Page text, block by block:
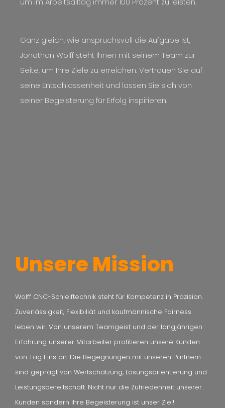
Ganz gleich, wie anspruchsvoll die Aufgabe ist,
Jonathan Wolff steht Ihnen mit seinem Team zur
Seite, um Ihre Ziele zu erreichen. Vertrauen Sie auf
seine Entschlossenheit und lassen Sie sich von
seiner Begeisterung für Erfolg inspirieren.
Unsere Mission
Wolff CNC-Schleiftechnik steht für Kompetenz in Präzision.
Zuverlässigkeit, Flexibiliät und kaufmännische Fairness
leben wir. Von unserem Teamgeist und der langjährigen
Erfahrung unserer Mitarbeiter profitieren unsere Kunden
von Tag Eins an. Die Begegnungen mit unseren Partnern
sind geprägt von Wertschätzung, Lösungsorientierung und
Leistungsbereitschaft. Nicht nur die Zufriedenheit unserer
Kunden sondern ihre Begeisterung ist unser Ziel!